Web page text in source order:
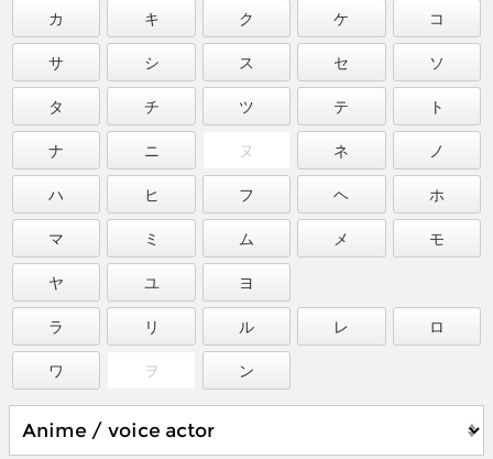
カ
キ ク ケ
コ
サ
シ ス セ
ソ
タ
チ ツ テ
ト
ナ
ニ ヌ ネ
ノ
ハ
ヒ フ ヘ
ホ
マ
ミ ム メ
モ
ヤ
ユ
ヨ
ラ
リ ル レ
ロ
ワ
ヲ ン